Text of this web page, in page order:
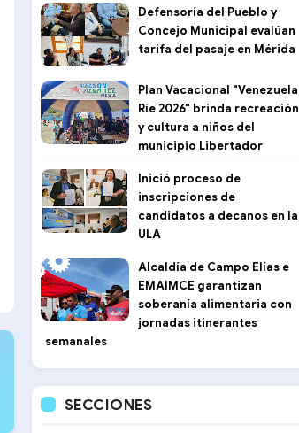
Defensoría del Pueblo y
Concejo Municipal evalúan
tarifa del pasaje en Mérida
Plan Vacacional "Venezuela
Ríe 2026" brinda recreación
y cultura a niños del
municipio Libertador
Inició proceso de
inscripciones de
candidatos a decanos en la
ULA
Alcaldía de Campo Elías e
EMAIMCE garantizan
soberanía alimentaria con
jornadas itinerantes
semanales
SECCIONES